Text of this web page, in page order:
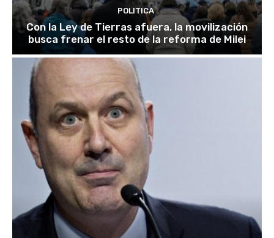
POLITICA
Con la Ley de Tierras afuera, la movilización
busca frenar el resto de la reforma de Milei